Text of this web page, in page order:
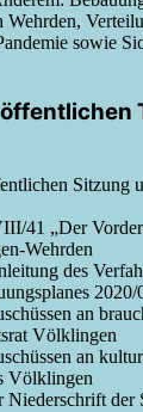
sowie
Sitzung
41 „Der
Wehrden
des
2020/
an
Völklingen
an
Völklingen
Niederschrift der